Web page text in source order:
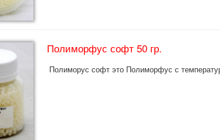
Полиморфус софт 50 гр.
Полиморус софт это Полиморфус с